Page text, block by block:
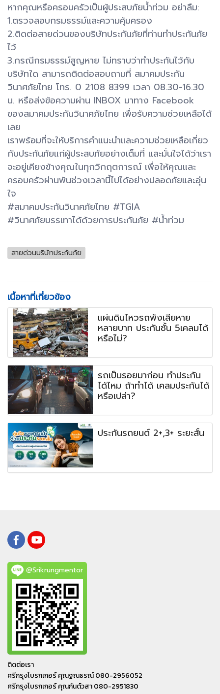
หากคุณหรือครอบครัวเป็นผู้ประสบภัยน้ำท่วม อย่าลืม:
1.ตรวจสอบกรมธรรม์และความคุ้มครอง
2.ติดต่อสายด่วนของบริษัทประกันภัยที่ท่านทำประกันภัย
ไว้
3.กรณีกรมธรรม์สูญหาย ไม่ทราบว่าทำประกันไว้กับ
บริษัทใด สามารถติดต่อสอบถามที่ สมาคมประกัน
วินาศภัยไทย โทร. 0 2108 8399 เวลา 08.30-16.30
น. หรือส่งข้อความผ่าน INBOX มาทาง Facebook
ของสมาคมประกันวินาศภัยไทย เพื่อรับความช่วยเหลือได้
เลย
เราพร้อมที่จะให้บริการคำแนะนำและความช่วยเหลือเกี่ยว
กับประกันภัยแก่ผู้ประสบภัยอย่างเต็มที่ และมั่นใจได้ว่าเรา
จะอยู่เคียงข้างคุณในทุกวิกฤตการณ์ เพื่อให้คุณและ
ครอบครัวผ่านพ้นช่วงเวลานี้ไปได้อย่างปลอดภัยและอุ่น
ใจ
#สมาคมประกันวินาศภัยไทย #TGIA
#วินาศภัยบรรเทาได้ด้วยการประกันภัย #น้ำท่วม
สายด่วนบริษัทประกันภัย
เนื้อหาที่เกี่ยวข้อง
แผ่นดินไหวรถพังเสียหาย
หลายบาท ประกันชั้น 5เคลมได้
หรือไม่?
รถเป็นรอยมาก่อน ทำประกัน
ได้ไหม ถ้าทำได้ เคลมประกันได้
หรือเปล่า?
ประกันรถยนต์ 2+,3+ ระยะสั้น
@Srikrungmentor
ติดต่อเรา
ศรีกรุงโบรกเกอร์ คุณฐณธรณ์ 080-2956052
ศรีกรุงโบรกเกอร์ คุณกันต์วสา 080-2951830